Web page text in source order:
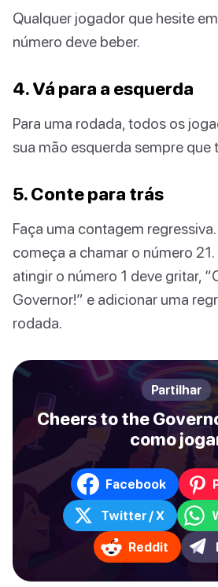
Qualquer jogador que hesite
número deve beber.
4. Vá para a esquerda
Para uma rodada, todos os
sua mão esquerda sempre que
5. Conte para trás
Faça uma contagem
começa a chamar o número
atingir o número 1 deve gritar,
Governor!” e adicionar uma
rodada.
Partilhar
Cheers to the
como
Facebook
Twitter / X
Reddit